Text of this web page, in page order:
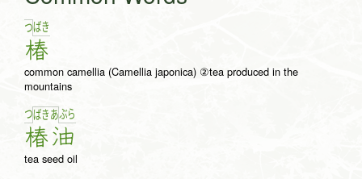
つばき
椿
common camellia (Camellia japonica) ②tea produced in the
mountains
つばき
椿
あぶら
油
tea seed oil